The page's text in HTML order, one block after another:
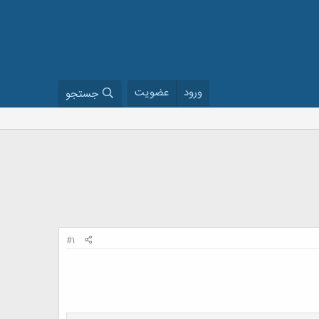
ورود عضویت جستجو
#1